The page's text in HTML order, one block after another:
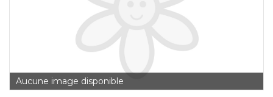
Calendrier horticole
Emplois
Service à la clientèle
Aucune image disponible